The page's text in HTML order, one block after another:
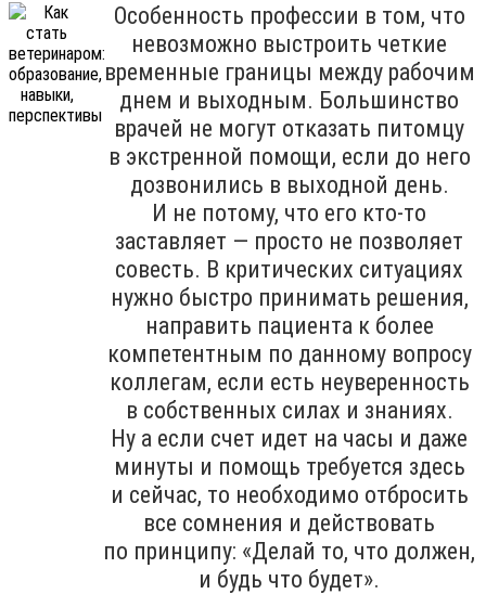
Особенность профессии в том, что
невозможно выстроить четкие
временные границы между рабочим
днем и выходным. Большинство
врачей не могут отказать питомцу
в экстренной помощи, если до него
дозвонились в выходной день.
И не потому, что его кто-то
заставляет — просто не позволяет
совесть. В критических ситуациях
нужно быстро принимать решения,
направить пациента к более
компетентным по данному вопросу
коллегам, если есть неуверенность
в собственных силах и знаниях.
Ну а если счет идет на часы и даже
минуты и помощь требуется здесь
и сейчас, то необходимо отбросить
все сомнения и действовать
по принципу: «Делай то, что должен,
и будь что будет».